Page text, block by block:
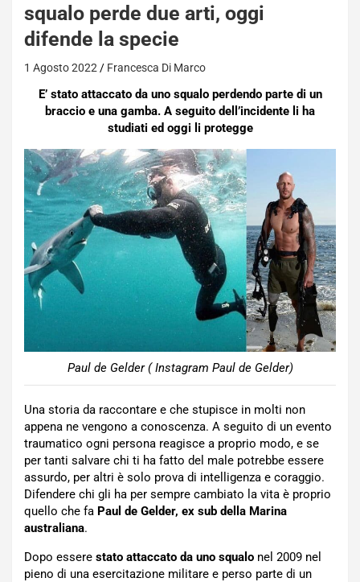
squalo perde due arti, oggi
difende la specie
1 Agosto 2022 Francesca Di Marco
E’ stato attaccato da uno squalo perdendo parte di un
braccio e una gamba. A seguito dell’incidente li ha
studiati ed oggi li protegge
Paul de Gelder ( Instagram Paul de Gelder)
Una storia da raccontare e che stupisce in molti non
appena ne vengono a conoscenza. A seguito di un evento
traumatico ogni persona reagisce a proprio modo, e se
per tanti salvare chi ti ha fatto del male potrebbe essere
assurdo, per altri è solo prova di intelligenza e coraggio.
Difendere chi gli ha per sempre cambiato la vita è proprio
quello che fa Paul de Gelder, ex sub della Marina
australiana.
Dopo essere stato attaccato da uno squalo nel 2009 nel
pieno di una esercitazione militare e perso parte di un